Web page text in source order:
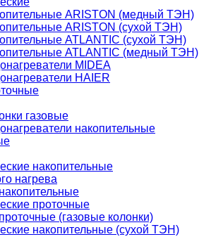
ARISTON (медный ТЭН)
ARISTON (сухой ТЭН)
ATLANTIC (сухой ТЭН)
ATLANTIC (медный ТЭН)
MIDEA
HAIER
газовые
накопительные
накопительные
нагрева
проточные
(газовые колонки)
накопительные (сухой ТЭН)